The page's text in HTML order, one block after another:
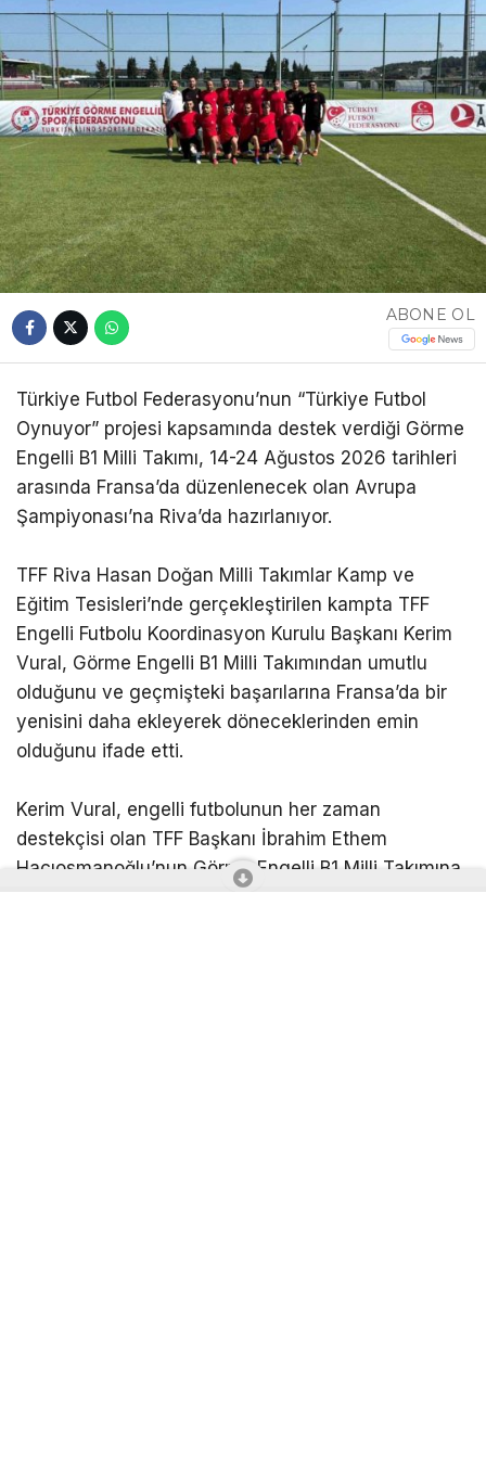
ABONE OL
Türkiye Futbol Federasyonu’nun “Türkiye Futbol
Oynuyor” projesi kapsamında destek verdiği Görme
Engelli B1 Milli Takımı, 14-24 Ağustos 2026 tarihleri
arasında Fransa’da düzenlenecek olan Avrupa
Şampiyonası’na Riva’da hazırlanıyor.
TFF Riva Hasan Doğan Milli Takımlar Kamp ve
Eğitim Tesisleri’nde gerçekleştirilen kampta TFF
Engelli Futbolu Koordinasyon Kurulu Başkanı Kerim
Vural, Görme Engelli B1 Milli Takımından umutlu
olduğunu ve geçmişteki başarılarına Fransa’da bir
yenisini daha ekleyerek döneceklerinden emin
olduğunu ifade etti.
Kerim Vural, engelli futbolunun her zaman
destekçisi olan TFF Başkanı İbrahim Ethem
Hacıosmanoğlu’nun Görme Engelli B1 Milli Takımına
duyduğu güveni ve ay-yıldızlıların daha önceki